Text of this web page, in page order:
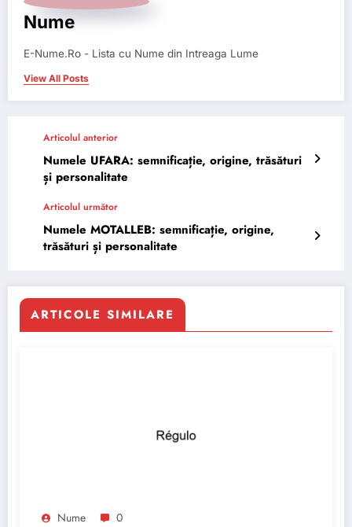
Nume
E-Nume.Ro - Lista cu Nume din Intreaga Lume
View All Posts
Articolul anterior
Numele UFARA: semnificație, origine, trăsături
și personalitate
Articolul următor
Numele MOTALLEB: semnificație, origine,
trăsături și personalitate
ARTICOLE SIMILARE
Nume 0